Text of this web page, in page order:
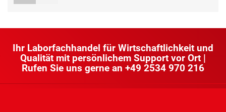
Ihr Laborfachhandel für Wirtschaftlichkeit und
Qualität mit persönlichem Support vor Ort |
Rufen Sie uns gerne an +49 2534 970 216